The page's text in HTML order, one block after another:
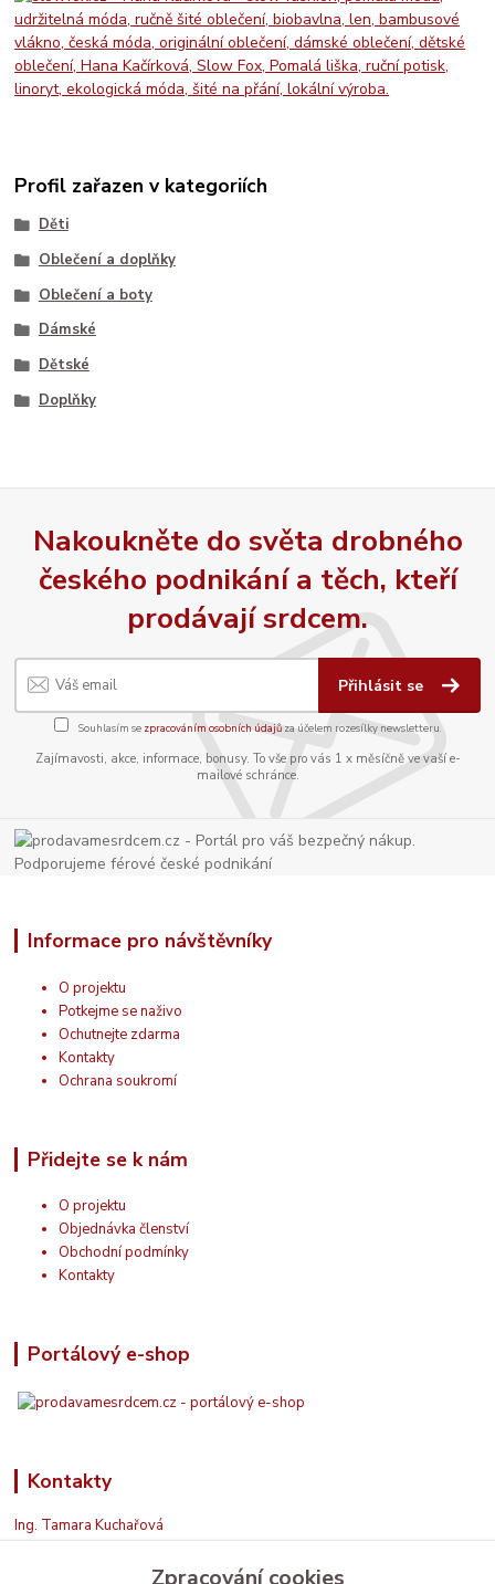
Profil zařazen v kategoriích
Děti
Oblečení a doplňky
Oblečení a boty
Dámské
Dětské
Doplňky
Nakoukněte do světa drobného
českého podnikání a těch, kteří
prodávají srdcem.
Přihlásit se
Souhlasím se zpracováním osobních údajůza účelem rozesílky newsletteru.
Zajímavosti, akce, informace, bonusy. To vše pro vás 1 x měsíčně ve vaší e-
mailové schránce.
Informace pro návštěvníky
O projektu
Potkejme se naživo
Ochutnejte zdarma
Kontakty
Ochrana soukromí
Přidejte se k nám
O projektu
Objednávka členství
Obchodní podmínky
Kontakty
Portálový e-shop
Kontakty
Ing. Tamara Kuchařová
+420 774 687 150
Jsem na příjmu. Když nemohu, zavolám zpět.
Zpracování cookies